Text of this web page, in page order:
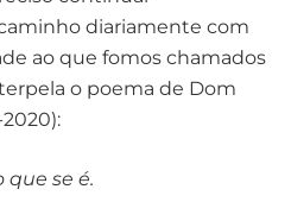
diariamente com
ao que fomos chamados
o poema de Dom
que se é.